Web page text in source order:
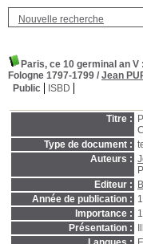
Nouvelle recherche
Paris, ce 10 germinal an V
Fologne 1797-1799 / Jean
Public
ISBD
Titre :
Type de document :
Auteurs :
Editeur :
Année de publication :
Importance :
Présentation :